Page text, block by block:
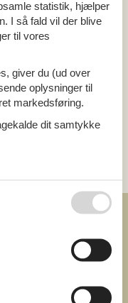
statistik, hjælper
I så fald vil der blive
til vores
giver du (ud over
oplysninger til
markedsføring.
dit samtykke